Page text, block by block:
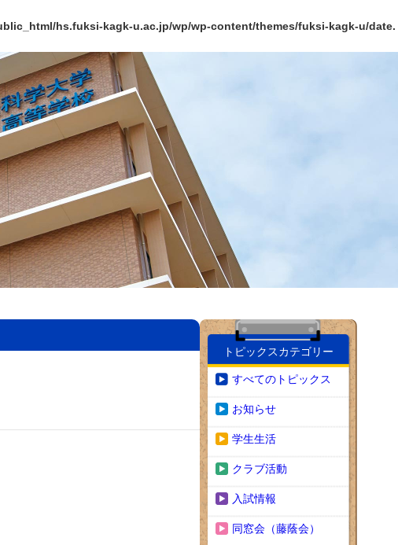
hs.fuksi-kagk-u.ac.jp/wp/wp-content/themes/fuksi-kagk-u/date.
トピックスカテゴリー
すべてのトピックス
お知らせ
学生生活
クラブ活動
入試情報
同窓会（藤蔭会）